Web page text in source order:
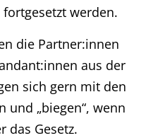
werden.
die Partner:innen
aus der
sich gern mit den
und „biegen“, wenn
das Gesetz.